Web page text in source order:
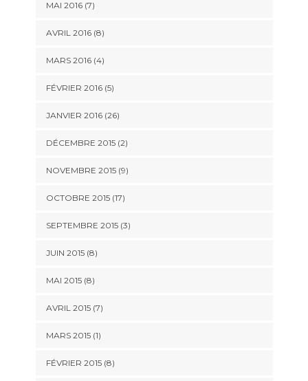
MAI 2016 (7)
AVRIL 2016 (8)
MARS 2016 (4)
FÉVRIER 2016 (5)
JANVIER 2016 (26)
DÉCEMBRE 2015 (2)
NOVEMBRE 2015 (9)
OCTOBRE 2015 (17)
SEPTEMBRE 2015 (3)
JUIN 2015 (8)
MAI 2015 (8)
AVRIL 2015 (7)
MARS 2015 (1)
FÉVRIER 2015 (8)